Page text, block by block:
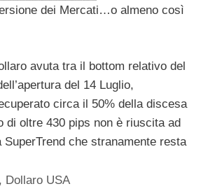
dei Mercati…o almeno così
avuta tra il bottom relativo del
del 14 Luglio,
circa il 50% della discesa
di oltre 430 pips non è riuscita ad
che stranamente resta
Dollaro USA